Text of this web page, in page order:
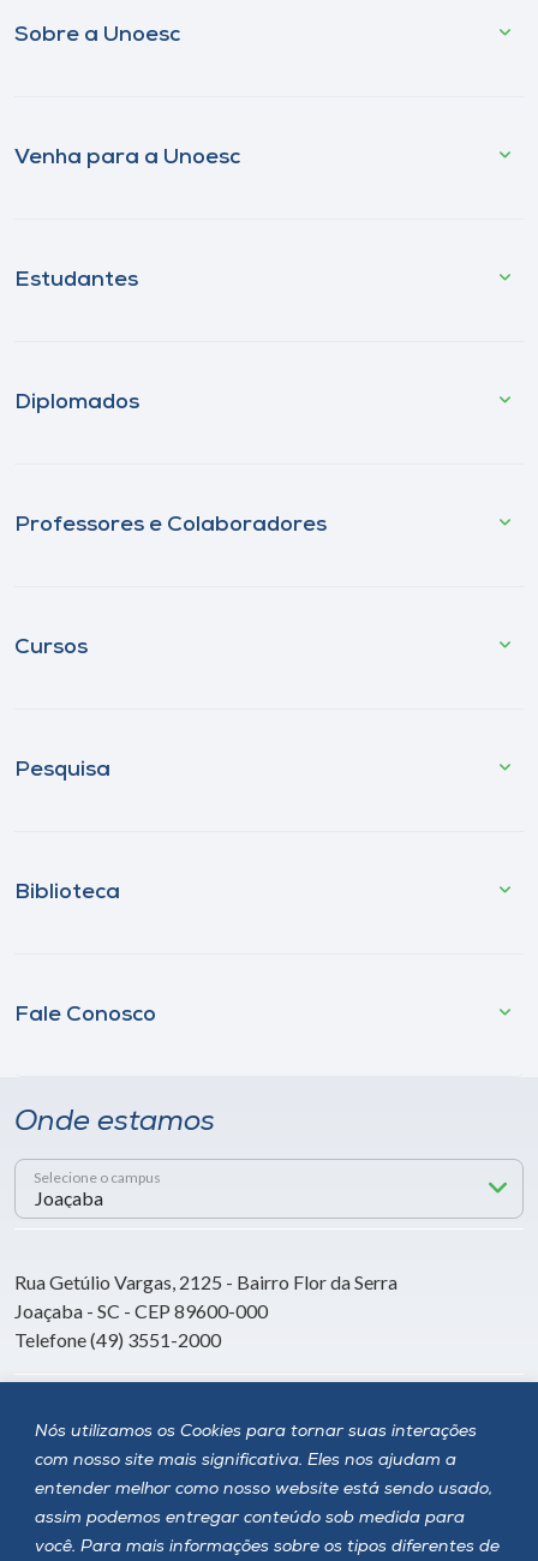
Nós utilizamos os Cookies para tornar suas interações
com nosso site mais significativa. Eles nos ajudam a
entender melhor como nosso website está sendo usado,
assim podemos entregar conteúdo sob medida para
você. Para mais informações sobre os tipos diferentes de
Sobre a Unoesc
Venha para a Unoesc
Estudantes
Diplomados
Professores e Colaboradores
Cursos
Pesquisa
Biblioteca
Fale Conosco
Onde estamos
Selecione o campus
Rua Getúlio Vargas, 2125 - Bairro Flor da Serra
Joaçaba - SC - CEP 89600-000
Telefone (49) 3551-2000
Siga a Unoesc